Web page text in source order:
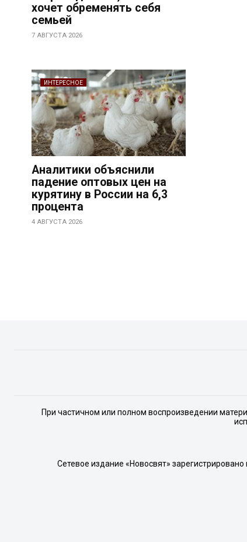
хочет обременять себя
семьей
7 АВГУСТА 2026
ИНТЕРЕСНОЕ
Аналитики объяснили
падение оптовых цен на
курятину в России на 6,3
процента
4 АВГУСТА 2026
При частичном или полном воспроизведении
Сетевое издание «Новосвят»